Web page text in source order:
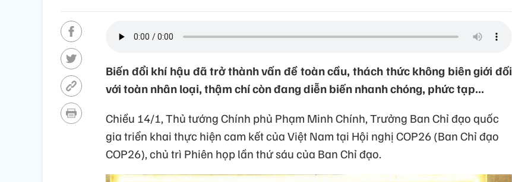
Biến đổi khí hậu đã trở thành vấn đề toàn cầu, thách thức không biên giới đối
với toàn nhân loại, thậm chí còn đang diễn biến nhanh chóng, phức tạp...
Chiều 14/1, Thủ tướng Chính phủ Phạm Minh Chính, Trưởng Ban Chỉ đạo quốc
gia triển khai thực hiện cam kết của Việt Nam tại Hội nghị COP26 (Ban Chỉ đạo
COP26), chủ trì Phiên họp lần thứ sáu của Ban Chỉ đạo.